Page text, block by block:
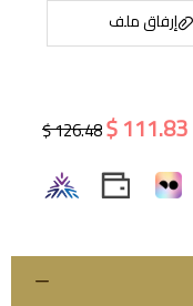
إرفاق ملف
هنا
111.83 $
126.48 $